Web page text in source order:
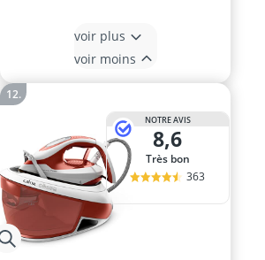
voir plus
voir moins
NOTRE AVIS
8,6
Très bon
363